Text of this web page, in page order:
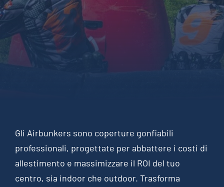
Gli Airbunkers sono coperture gonfiabili
professionali, progettate per abbattere i costi di
allestimento e massimizzare il ROI del tuo
centro, sia indoor che outdoor. Trasforma